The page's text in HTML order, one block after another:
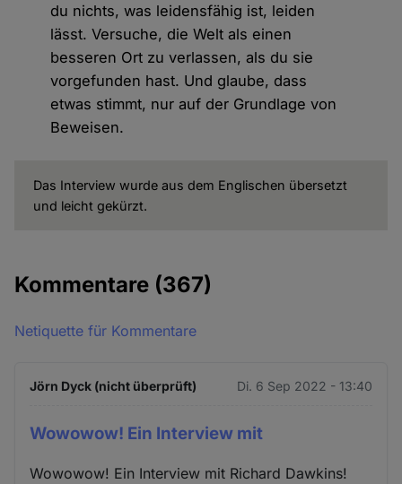
du nichts, was leidensfähig ist, leiden
lässt. Versuche, die Welt als einen
besseren Ort zu verlassen, als du sie
vorgefunden hast. Und glaube, dass
etwas stimmt, nur auf der Grundlage von
Beweisen.
Das Interview wurde aus dem Englischen übersetzt
und leicht gekürzt.
Kommentare (367)
Netiquette für Kommentare
Jörn Dyck (nicht überprüft) Di. 6 Sep 2022 - 13:40
Wowowow! Ein Interview mit
Wowowow! Ein Interview mit Richard Dawkins!